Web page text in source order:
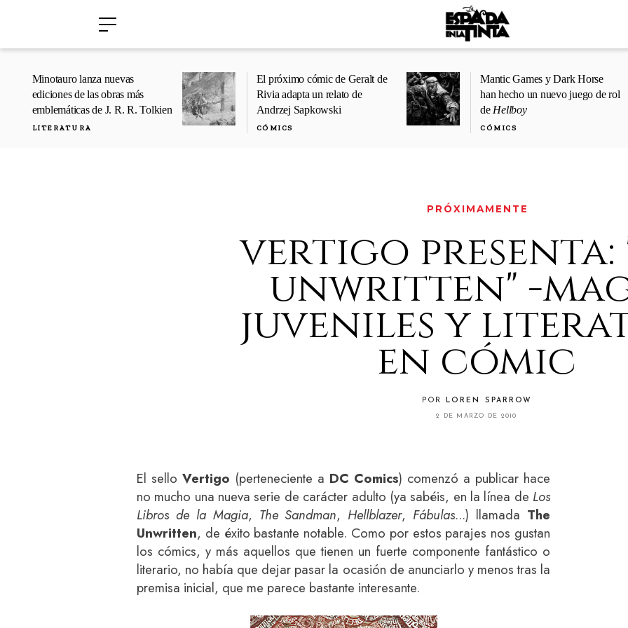
Minotauro lanza nuevas
ediciones de las obras más
emblemáticas de J. R. R. Tolkien
LITERATURA
El próximo cómic de Geralt de
Rivia adapta un relato de
Andrzej Sapkowski
CÓMICS
Mantic Games y Dark Horse
han hecho un nuevo juego de rol
de Hellboy
CÓMICS
PRÓXIMAMENTE
vertigo presenta:
unwritten" -
juveniles y
en cómic
POR LOREN SPARROW
2 DE MARZO DE 2010
El sello Vertigo (perteneciente a DC Comics) comenzó a publicar hace
no mucho una nueva serie de carácter adulto (ya sabéis, en la línea de Los
Libros de la Magia, The Sandman, Hellblazer, Fábulas...) llamada The
Unwritten, de éxito bastante notable. Como por estos parajes nos gustan
los cómics, y más aquellos que tienen un fuerte componente fantástico o
literario, no había que dejar pasar la ocasión de anunciarlo y menos tras la
premisa inicial, que me parece bastante interesante.
›